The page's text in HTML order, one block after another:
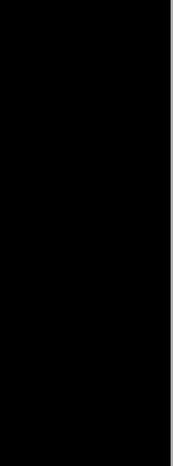
editor)
y